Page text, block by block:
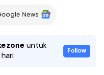
News
untuk
Follow